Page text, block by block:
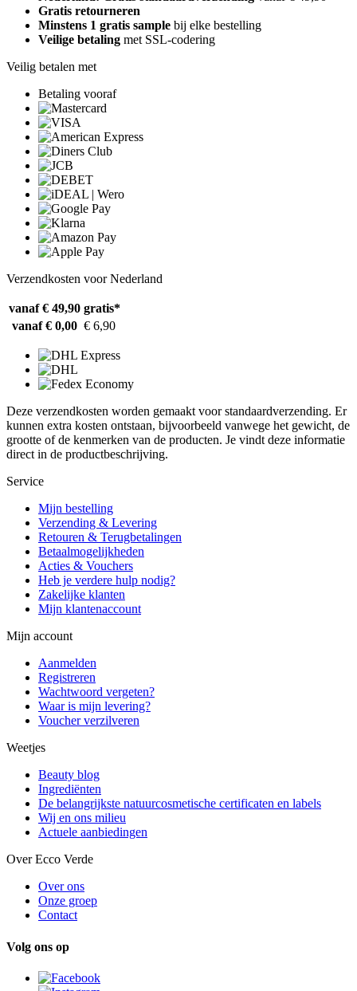
Gratis retourneren
Minstens 1 gratis sample bij elke bestelling
Veilige betaling met SSL-codering
Veilig betalen met
Betaling vooraf
Verzendkosten voor Nederland
vanaf € 49,90 gratis*
vanaf € 0,00 € 6,90
Deze verzendkosten worden gemaakt voor standaardverzending. Er
kunnen extra kosten ontstaan, bijvoorbeeld vanwege het gewicht, de
grootte of de kenmerken van de producten. Je vindt deze informatie
direct in de productbeschrijving.
Service
Mijn bestelling
Verzending & Levering
Retouren & Terugbetalingen
Betaalmogelijkheden
Acties & Vouchers
Heb je verdere hulp nodig?
Zakelijke klanten
Mijn klantenaccount
Mijn account
Aanmelden
Registreren
Wachtwoord vergeten?
Waar is mijn levering?
Voucher verzilveren
Weetjes
Beauty blog
Ingrediënten
De belangrijkste natuurcosmetische certificaten en labels
Wij en ons milieu
Actuele aanbiedingen
Over Ecco Verde
Over ons
Onze groep
Contact
Volg ons op